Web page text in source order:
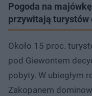
Pogoda na
przywitają turystów
Około 15 proc.
pod Giewontem
pobyty. W ubiegłym
Zakopanem